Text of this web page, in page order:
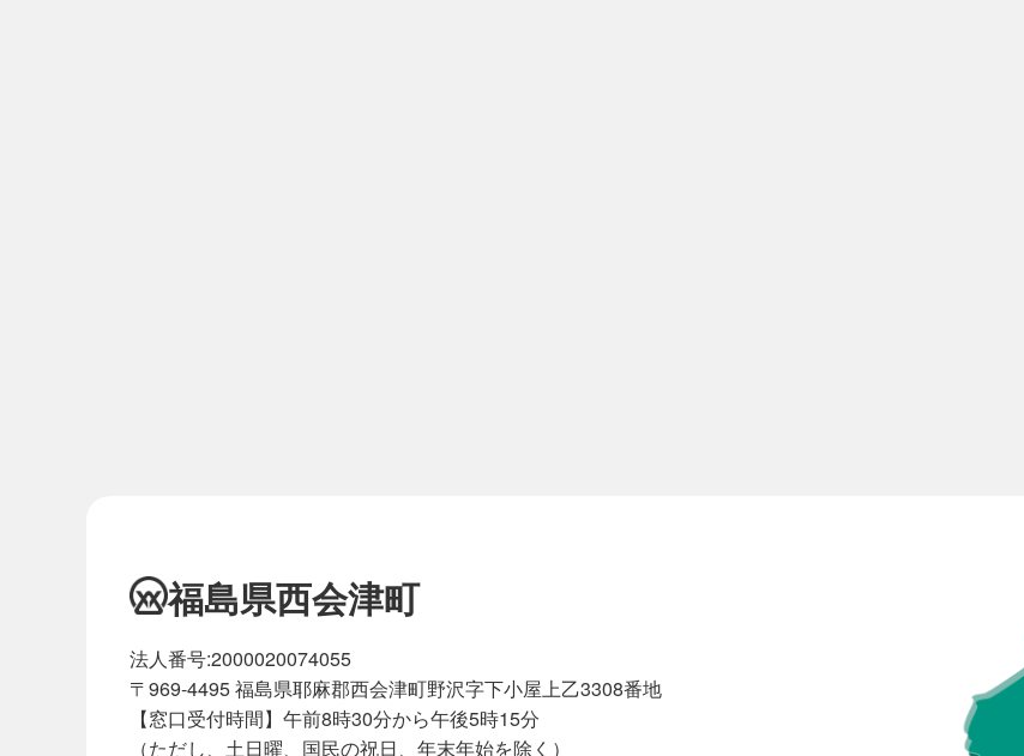
福島県西会津町
法人番号:2000020074055
〒969-4495 福島県耶麻郡西会津町野沢字下小屋上乙3308番地
【窓口受付時間】午前8時30分から午後5時15分
（ただし、土日曜、国民の祝日、年末年始を除く）